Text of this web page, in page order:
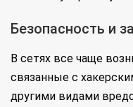
Безопасность и
В сетях все чаще
связанные с
другими видами